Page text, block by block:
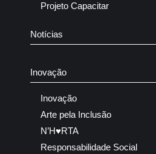
Projeto Capacitar
Notícias
Inovação
Inovação
Arte pela Inclusão
N’H♥RTA
Responsabilidade Social